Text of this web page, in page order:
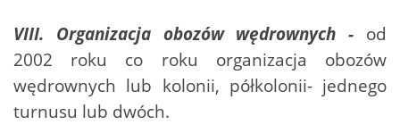
VIII. Organizacja obozów wędrownych - od
2002 roku co roku organizacja obozów
wędrownych lub kolonii, półkolonii- jednego
turnusu lub dwóch.